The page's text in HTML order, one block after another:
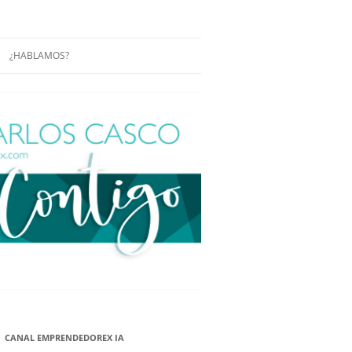
EN
DE
NUEVA
¿HABLAMOS?
CONÓCENOS UN POCO MÁS
CANAL EMPRENDEDOREX IA